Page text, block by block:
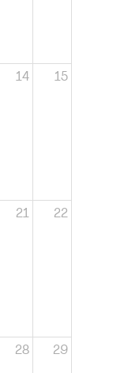
14 15
21 22
28 29